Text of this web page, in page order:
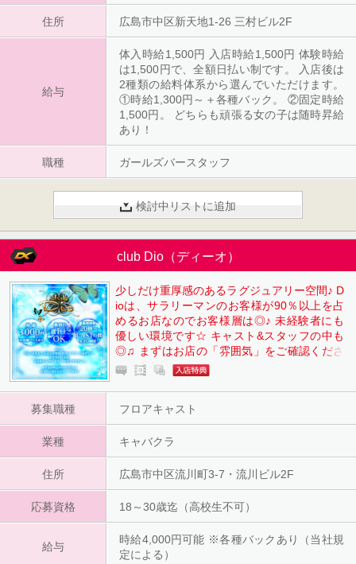
住所 広島市中区新天地1-26 三村ビル2F
給与
体入時給1,500円 入店時給1,500円 体験時給
は1,500円で、全額日払い制です。 入店後は
2種類の給料体系から選んでいただけます。
①時給1,300円～＋各種バック。 ②固定時給
1,500円。 どちらも頑張る女の子は随時昇給
あり！
職種 ガールズバースタッフ
検討中リストに追加
club Dio（ディーオ）
少しだけ重厚感のあるラグジュアリー空間♪ D
ioは、サラリーマンのお客様が90％以上を占
めるお店なのでお客様層は◎♪ 未経験者にも
優しい環境です☆ キャスト&スタッフの中も
◎♫ まずはお店の「雰囲気」をご確認くださ
い♪ ☆フロアキャストお給与例☆ 【20:00～2
種バックあり♫ ・月2回お給料日&昇給チャン
スあり！ ・全額日払可能！ ・シフトカットな
しで希望通りにしっかりお給料に☆ ・お給料
から引かれるものが少なく、手取り支給額に
違いあり☆ 気軽にお問い合わせください♫
募集職種 フロアキャスト
業種 キャバクラ
住所 広島市中区流川町3-7・流川ビル2F
応募資格 18～30歳迄（高校生不可）
給与
時給4,000円可能 ※各種バックあり（当社規
定による）